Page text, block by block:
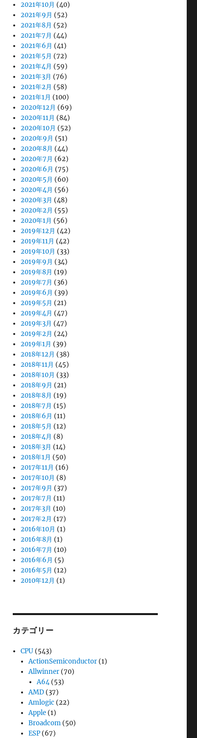
2021年10月 (40)
2021年9月 (52)
2021年8月 (52)
2021年7月 (44)
2021年6月 (41)
2021年5月 (72)
2021年4月 (59)
2021年3月 (76)
2021年2月 (58)
2021年1月 (100)
2020年12月 (69)
2020年11月 (84)
2020年10月 (52)
2020年9月 (51)
2020年8月 (44)
2020年7月 (62)
2020年6月 (75)
2020年5月 (60)
2020年4月 (56)
2020年3月 (48)
2020年2月 (55)
2020年1月 (56)
2019年12月 (42)
2019年11月 (42)
2019年10月 (33)
2019年9月 (34)
2019年8月 (19)
2019年7月 (36)
2019年6月 (39)
2019年5月 (21)
2019年4月 (47)
2019年3月 (47)
2019年2月 (24)
2019年1月 (39)
2018年12月 (38)
2018年11月 (45)
2018年10月 (33)
2018年9月 (21)
2018年8月 (19)
2018年7月 (15)
2018年6月 (11)
2018年5月 (12)
2018年4月 (8)
2018年3月 (14)
2018年1月 (50)
2017年11月 (16)
2017年10月 (8)
2017年9月 (37)
2017年7月 (11)
2017年3月 (10)
2017年2月 (17)
2016年10月 (1)
2016年8月 (1)
2016年7月 (10)
2016年6月 (5)
2016年5月 (12)
2010年12月 (1)
カテゴリー
CPU (543)
ActionSemiconductor (1)
Allwinner (70)
A64(53)
AMD (37)
Amlogic (22)
Apple (1)
Broadcom (50)
ESP (67)